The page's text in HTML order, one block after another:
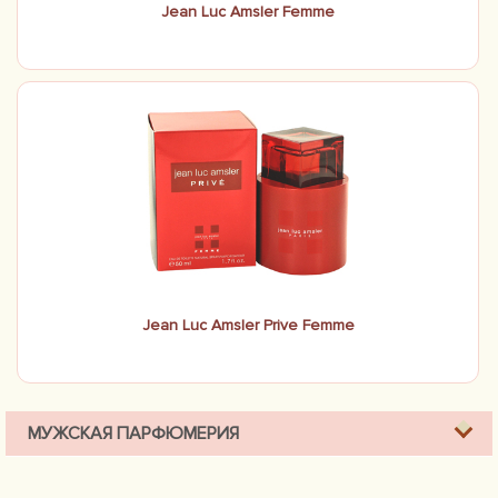
Jean Luc Amsler Femme
Jean Luc Amsler Prive Femme
МУЖСКАЯ ПАРФЮМЕРИЯ